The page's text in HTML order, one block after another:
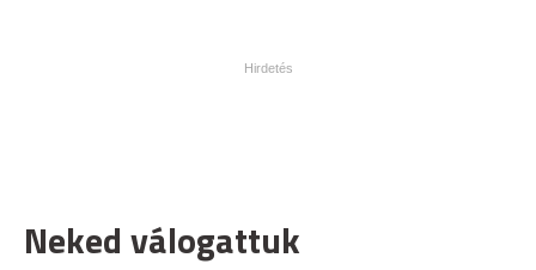
Neked válogattuk